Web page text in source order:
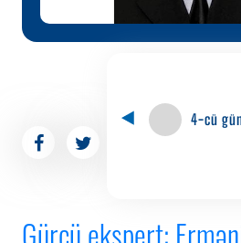
4-cü
Gürcü ekspert: